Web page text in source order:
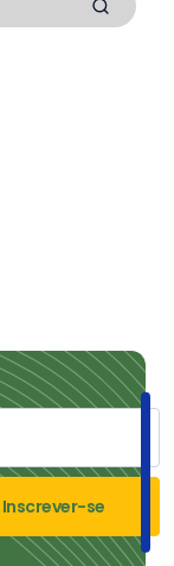
Inscrever-se